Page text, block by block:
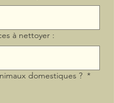
à nettoyer :
domestiques ? *